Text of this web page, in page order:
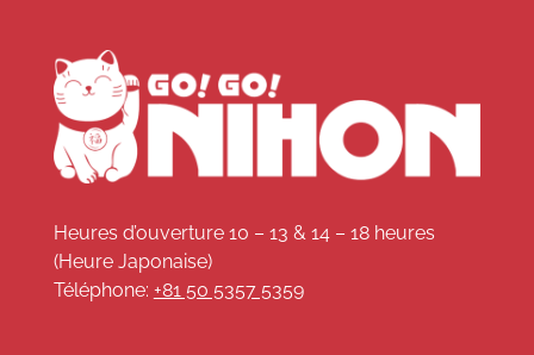
Heures d’ouverture 10 – 13 & 14 – 18 heures
(Heure Japonaise)
Téléphone: +81 50 5357 5359